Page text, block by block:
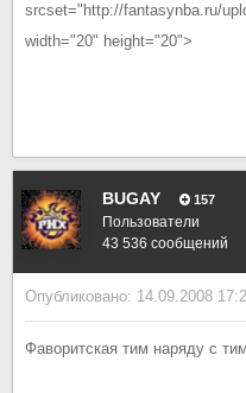
srcset="http://fantasynba.ru/
width="20" height="20">
BUGAY 157
Пользователи
43 536 сообщений
Опубликовано: 14.09.2008
Фаворитская тим наряду с